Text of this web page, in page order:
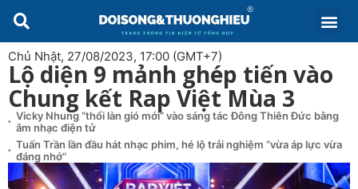
Chủ Nhật, 27/08/2023, 17:00 (GMT+7)
Lộ diện 9 mảnh ghép tiến vào
Chung kết Rap Việt Mùa 3
Vicky Nhung “thổi làn gió mới” vào sáng tác Đông Thiên Đức bằng
âm nhạc điện tử
Tuấn Trần lần đầu hát nhạc phim, hé lộ trải nghiệm “vừa áp lực vừa
đáng nhớ”